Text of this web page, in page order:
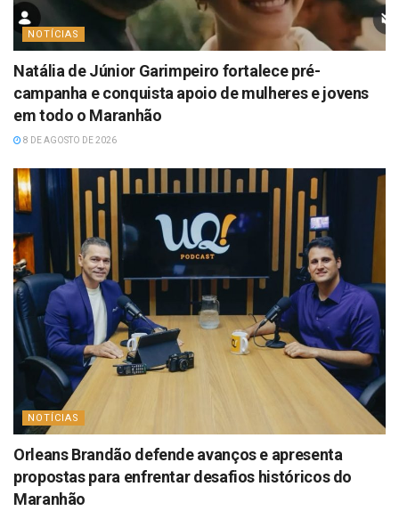
NOTÍCIAS
Natália de Júnior Garimpeiro fortalece pré-
campanha e conquista apoio de mulheres e jovens
em todo o Maranhão
8 DE AGOSTO DE 2026
NOTÍCIAS
Orleans Brandão defende avanços e apresenta
propostas para enfrentar desafios históricos do
Maranhão